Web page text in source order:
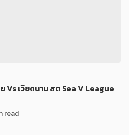
เวียดนาม สด Sea V League
read